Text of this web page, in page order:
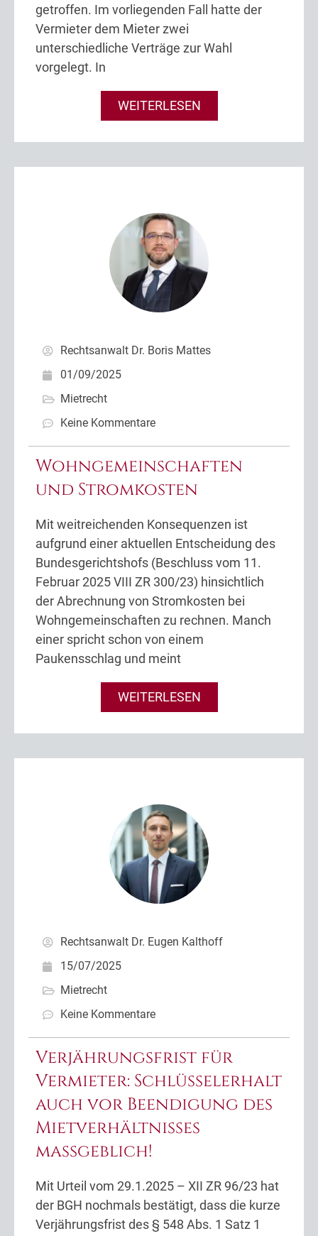
getroffen. Im vorliegenden Fall hatte der
Vermieter dem Mieter zwei
unterschiedliche Verträge zur Wahl
vorgelegt. In
WEITERLESEN
Rechtsanwalt Dr. Boris Mattes
01/09/2025
Mietrecht
Keine Kommentare
Wohngemeinschaften
und Stromkosten
Mit weitreichenden Konsequenzen ist
aufgrund einer aktuellen Entscheidung des
Bundesgerichtshofs (Beschluss vom 11.
Februar 2025 VIII ZR 300/23) hinsichtlich
der Abrechnung von Stromkosten bei
Wohngemeinschaften zu rechnen. Manch
einer spricht schon von einem
Paukensschlag und meint
WEITERLESEN
Rechtsanwalt Dr. Eugen Kalthoff
15/07/2025
Mietrecht
Keine Kommentare
Verjährungsfrist für
Vermieter: Schlüsselerhalt
auch vor Beendigung des
Mietverhältnisses
maßgeblich!
Mit Urteil vom 29.1.2025 – XII ZR 96/23 hat
der BGH nochmals bestätigt, dass die kurze
Verjährungsfrist des § 548 Abs. 1 Satz 1